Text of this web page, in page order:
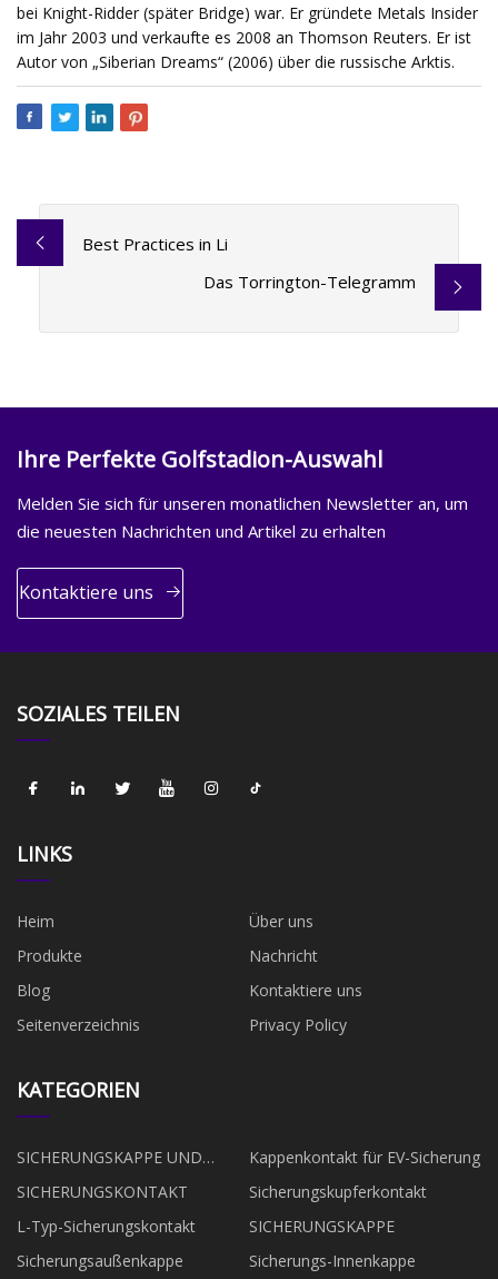
bei Knight-Ridder (später Bridge) war. Er gründete Metals Insider
im Jahr 2003 und verkaufte es 2008 an Thomson Reuters. Er ist
Autor von „Siberian Dreams“ (2006) über die russische Arktis.
Best Practices in Li
Das Torrington-Telegramm
Ihre Perfekte Golfstadion-Auswahl
Melden Sie sich für unseren monatlichen Newsletter an, um
die neuesten Nachrichten und Artikel zu erhalten
Kontaktiere uns
SOZIALES TEILEN
LINKS
Heim
Über uns
Produkte
Nachricht
Blog
Kontaktiere uns
Seitenverzeichnis
Privacy Policy
KATEGORIEN
SICHERUNGSKAPPE UND
KONTAKT
Kappenkontakt für EV-Sicherung
SICHERUNGSKONTAKT
Sicherungskupferkontakt
L-Typ-Sicherungskontakt
SICHERUNGSKAPPE
Sicherungsaußenkappe
Sicherungs-Innenkappe